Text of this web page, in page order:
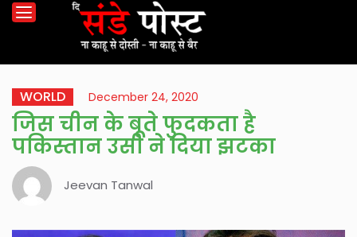
WORLD December 24, 2020
जिस चीन के बूते फुदकता है
पकिस्तान उसी ने दिया झटका
Jeevan Tanwal